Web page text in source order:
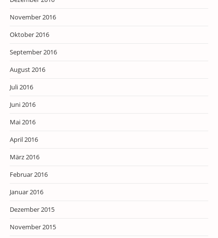
November 2016
Oktober 2016
September 2016
August 2016
Juli 2016
Juni 2016
Mai 2016
April 2016
März 2016
Februar 2016
Januar 2016
Dezember 2015
November 2015